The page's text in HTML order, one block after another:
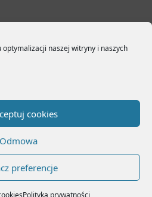
optymalizacji naszej witryny i naszych
cookies
Odmowa
preferencje
Polityka prywatności
Copyright © 2026Yuki
Masonry Blog Theme
ByWP Moose